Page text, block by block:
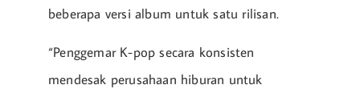
beberapa versi album untuk satu rilisan.
“Penggemar K-pop secara konsisten
mendesak perusahaan hiburan untuk